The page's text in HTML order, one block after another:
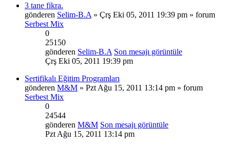
3 tane fikra.
gönderen Selim-B.A » Çrş Eki 05, 2011 19:39 pm » forum
Serbest Mix
0
25150
gönderen Selim-B.A Son mesajı görüntüle
Çrş Eki 05, 2011 19:39 pm
Sertifikalı Eğitim Programları
gönderen M&M » Pzt Ağu 15, 2011 13:14 pm » forum
Serbest Mix
0
24544
gönderen M&M Son mesajı görüntüle
Pzt Ağu 15, 2011 13:14 pm